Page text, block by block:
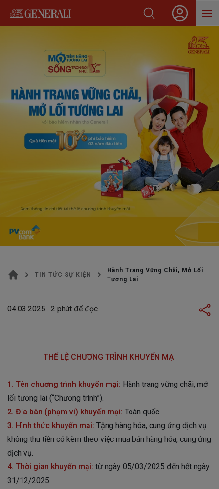
HỖ TRỢ KHÁCH HÀNG
VỀ GENERALI
VỀ TRANG CHỦ
Hành Trang Vững Chãi, Mở
TIN TỨC SỰ KIỆN
Hành Trang Vững Chãi, Mở Lối
Tương Lai
04.03.2025 . 2 phút để đọc
THỂ LỆ CHƯƠNG TRÌNH KHUYẾN MẠI
1. Tên chương trình khuyến mại: Hành trang vững chãi, mở
lối tương lai (“Chương trình”).
2. Địa bàn (phạm vi) khuyến mại: Toàn quốc.
3. Hình thức khuyến mại: Tặng hàng hóa, cung ứng dịch vụ
không thu tiền có kèm theo việc mua bán hàng hóa, cung ứng
dịch vụ.
4. Thời gian khuyến mại: từ ngày 05/03/2025 đến hết ngày
31/12/2025.